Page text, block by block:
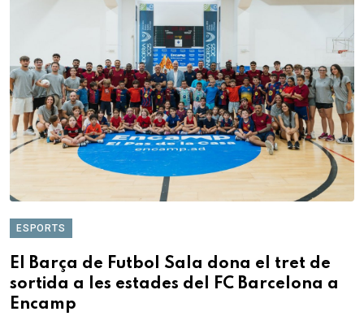
ESPORTS
El Barça de Futbol Sala dona el tret de
sortida a les estades del FC Barcelona a
Encamp